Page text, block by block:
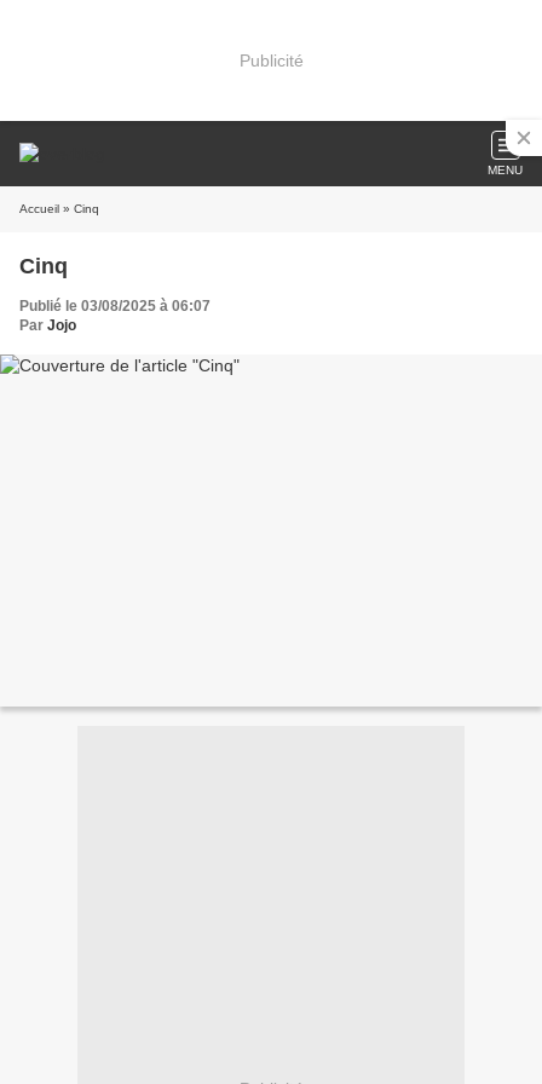
Publicité
MENU
Accueil » Cinq
Cinq
Publié le 03/08/2025 à 06:07
Par Jojo